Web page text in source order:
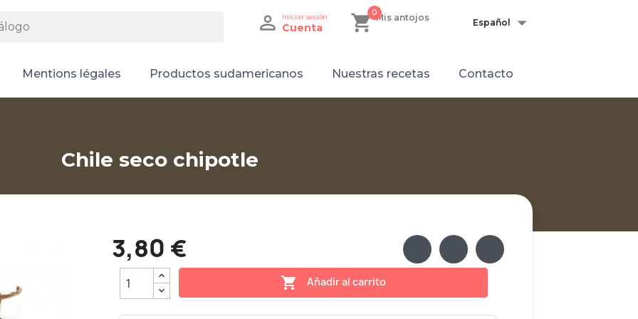
 Iniciar sesión
Cuenta shopping_cart Mis antojos
0
Español 
Mentions légales Productos sudamericanos Nuestras recetas Contacto
Chile seco chipotle
3,80 €
 Añadir al carrito